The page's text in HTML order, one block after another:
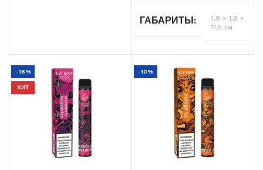
ГАБАРИТЫ
1,9 × 1,9 ×
11,5 см
2000
ОБЪЁМ ЖИДКОСТИ
ТИП POD СИСТЕМЫ
-16%
ХИТ
-10%